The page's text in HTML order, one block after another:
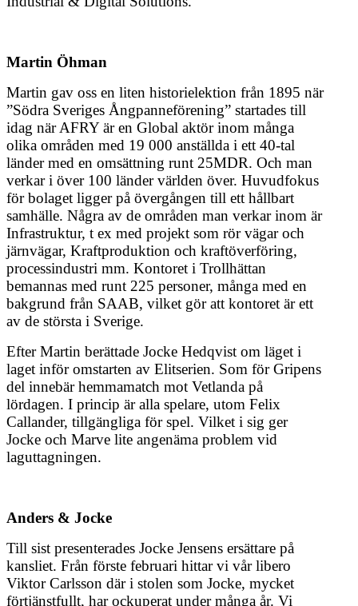
Martin Öhman
Martin gav oss en liten historielektion från 1895 när
”Södra Sveriges Ångpanneförening” startades till
idag när AFRY är en Global aktör inom många
olika områden med 19 000 anställda i ett 40-tal
länder med en omsättning runt 25MDR. Och man
verkar i över 100 länder världen över. Huvudfokus
för bolaget ligger på övergången till ett hållbart
samhälle. Några av de områden man verkar inom är
Infrastruktur, t ex med projekt som rör vägar och
järnvägar, Kraftproduktion och kraftöverföring,
processindustri mm. Kontoret i Trollhättan
bemannas med runt 225 personer, många med en
bakgrund från SAAB, vilket gör att kontoret är ett
av de största i Sverige.
Efter Martin berättade Jocke Hedqvist om läget i
laget inför omstarten av Elitserien. Som för Gripens
del innebär hemmamatch mot Vetlanda på
lördagen. I princip är alla spelare, utom Felix
Callander, tillgängliga för spel. Vilket i sig ger
Jocke och Marve lite angenäma problem vid
laguttagningen.
Anders & Jocke
Till sist presenterades Jocke Jensens ersättare på
kansliet. Från förste februari hittar vi vår libero
Viktor Carlsson där i stolen som Jocke, mycket
förtjänstfullt, har ockuperat under många år. Vi